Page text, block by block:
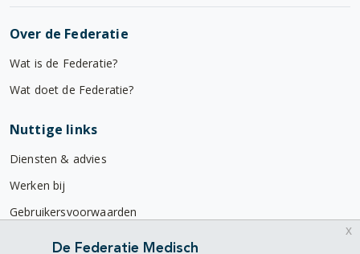
Over de Federatie
Wat is de Federatie?
Wat doet de Federatie?
Nuttige links
Diensten & advies
Werken bij
Gebruikersvoorwaarden
Privacyverklaring
De Federatie Medisch
x